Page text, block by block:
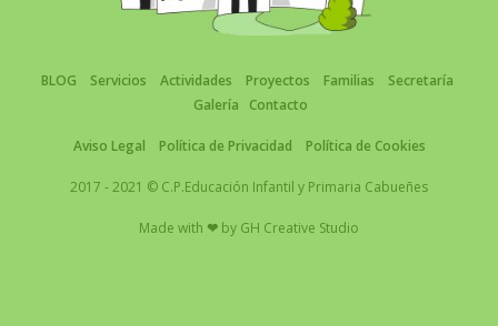
BLOG Servicios Actividades Proyectos Familias
Secretaría
Galería
Contacto
Aviso Legal Política de Privacidad Política de Cookies
2017 - 2021 © C.P.Educación Infantil y Primaria Cabueñes
Made with ❤ by GH Creative Studio